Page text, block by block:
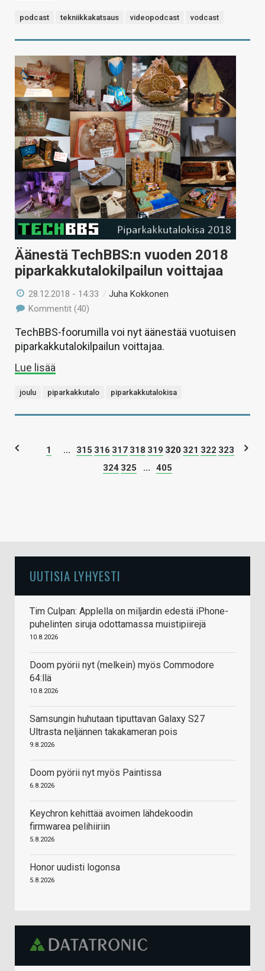
podcast tekniikkakatsaus videopodcast vodcast
Äänestä TechBBS:n vuoden 2018
piparkakkutalokilpailun voittajaa
28.12.2018 - 14:33 /Juha Kokkonen
Kommentit (40)
TechBBS-foorumilla voi nyt äänestää vuotuisen
piparkakkutalokilpailun voittajaa.
Lue lisää
joulu piparkakkutalo piparkakkutalokisa
1 ... 315 316 317 318 319 320 321 322 323
324 325 ... 405
UUTISIA LYHYESTI
Tim Culpan: Applella on miljardin edestä iPhone-
puhelinten siruja odottamassa muistipiirejä
10.8.2026
Doom pyörii nyt (melkein) myös Commodore
64:llä
10.8.2026
Samsungin huhutaan tiputtavan Galaxy S27
Ultrasta neljännen takakameran pois
9.8.2026
Doom pyörii nyt myös Paintissa
6.8.2026
Keychron kehittää avoimen lähdekoodin
firmwarea pelihiiriin
5.8.2026
Honor uudisti logonsa
5.8.2026